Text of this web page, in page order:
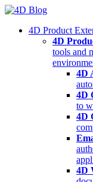
Skip
content4D Product
4D
tools and
4D
4D
to
4D
4D